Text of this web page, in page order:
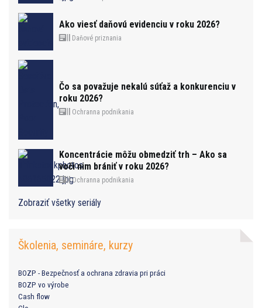
Ako viesť daňovú evidenciu v roku 2026?
Daňové priznania
Čo sa považuje nekalú súťaž a konkurenciu v
roku 2026?
Ochranna podnikania
Koncentrácie môžu obmedziť trh – Ako sa
voči nim brániť v roku 2026?
Ochranna podnikania
Zobraziť všetky seriály
Školenia, semináre, kurzy
BOZP - Bezpečnosť a ochrana zdravia pri práci
BOZP vo výrobe
Cash flow